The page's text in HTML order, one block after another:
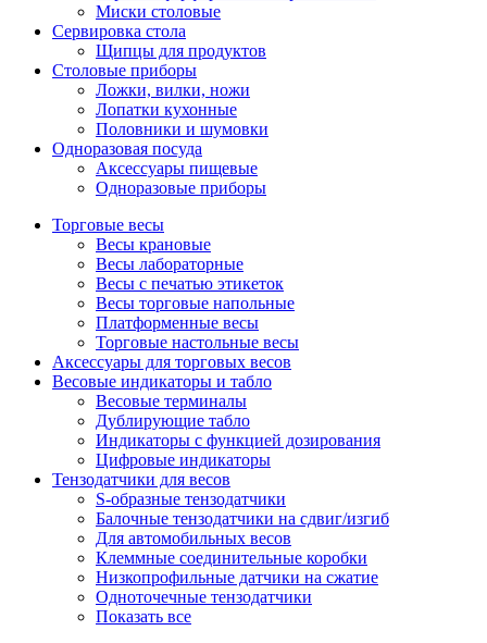
Миски столовые
Сервировка стола
Щипцы для продуктов
Столовые приборы
Ложки, вилки, ножи
Лопатки кухонные
Половники и шумовки
Одноразовая посуда
Аксессуары пищевые
Одноразовые приборы
Торговые весы
Весы крановые
Весы лабораторные
Весы с печатью этикеток
Весы торговые напольные
Платформенные весы
Торговые настольные весы
Аксессуары для торговых весов
Весовые индикаторы и табло
Весовые терминалы
Дублирующие табло
Индикаторы с функцией дозирования
Цифровые индикаторы
Тензодатчики для весов
S-образные тензодатчики
Балочные тензодатчики на сдвиг/изгиб
Для автомобильных весов
Клеммные соединительные коробки
Низкопрофильные датчики на сжатие
Одноточечные тензодатчики
Показать все